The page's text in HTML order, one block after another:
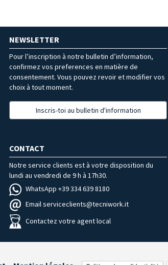
NEWSLETTER
Pour l’inscription à notre bulletin d’information,
confirmez vos preferences en matière de
consentement. Vous pouvez revoir et modifier vos
choix à tout moment.
Inscris-toi au bulletin d'information
CONTACT
Notre service clients est à votre disposition du
lundi au vendredi de 9 h à 17h30.
WhatsApp +39 334 639 8180
Email serviceclients@tecniwork.it
Contactez votre agent local